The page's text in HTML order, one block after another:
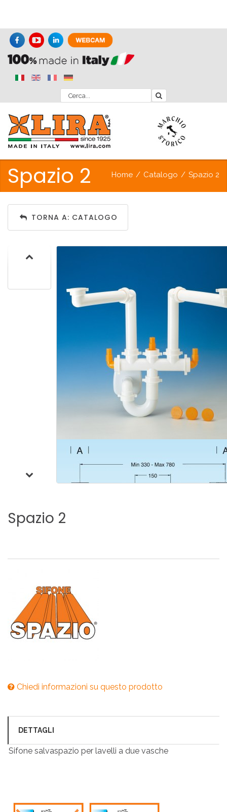
Spazio 2 Home / Catalogo / Spazio 2
TORNA A: CATALOGO
Spazio 2
Chiedi informazioni su questo prodotto
DETTAGLI
Sifone salvaspazio per lavelli a due vasche